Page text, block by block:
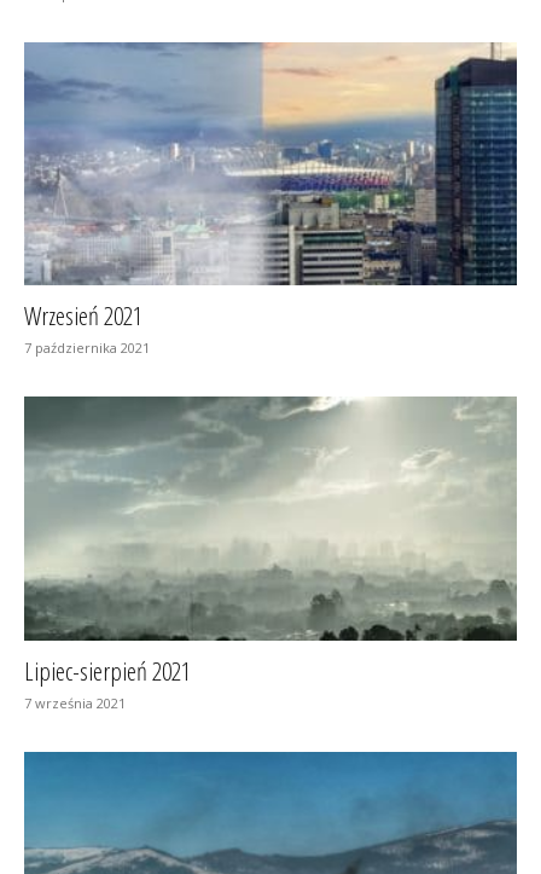
Wrzesień 2021
7 października 2021
Lipiec-sierpień 2021
7 września 2021